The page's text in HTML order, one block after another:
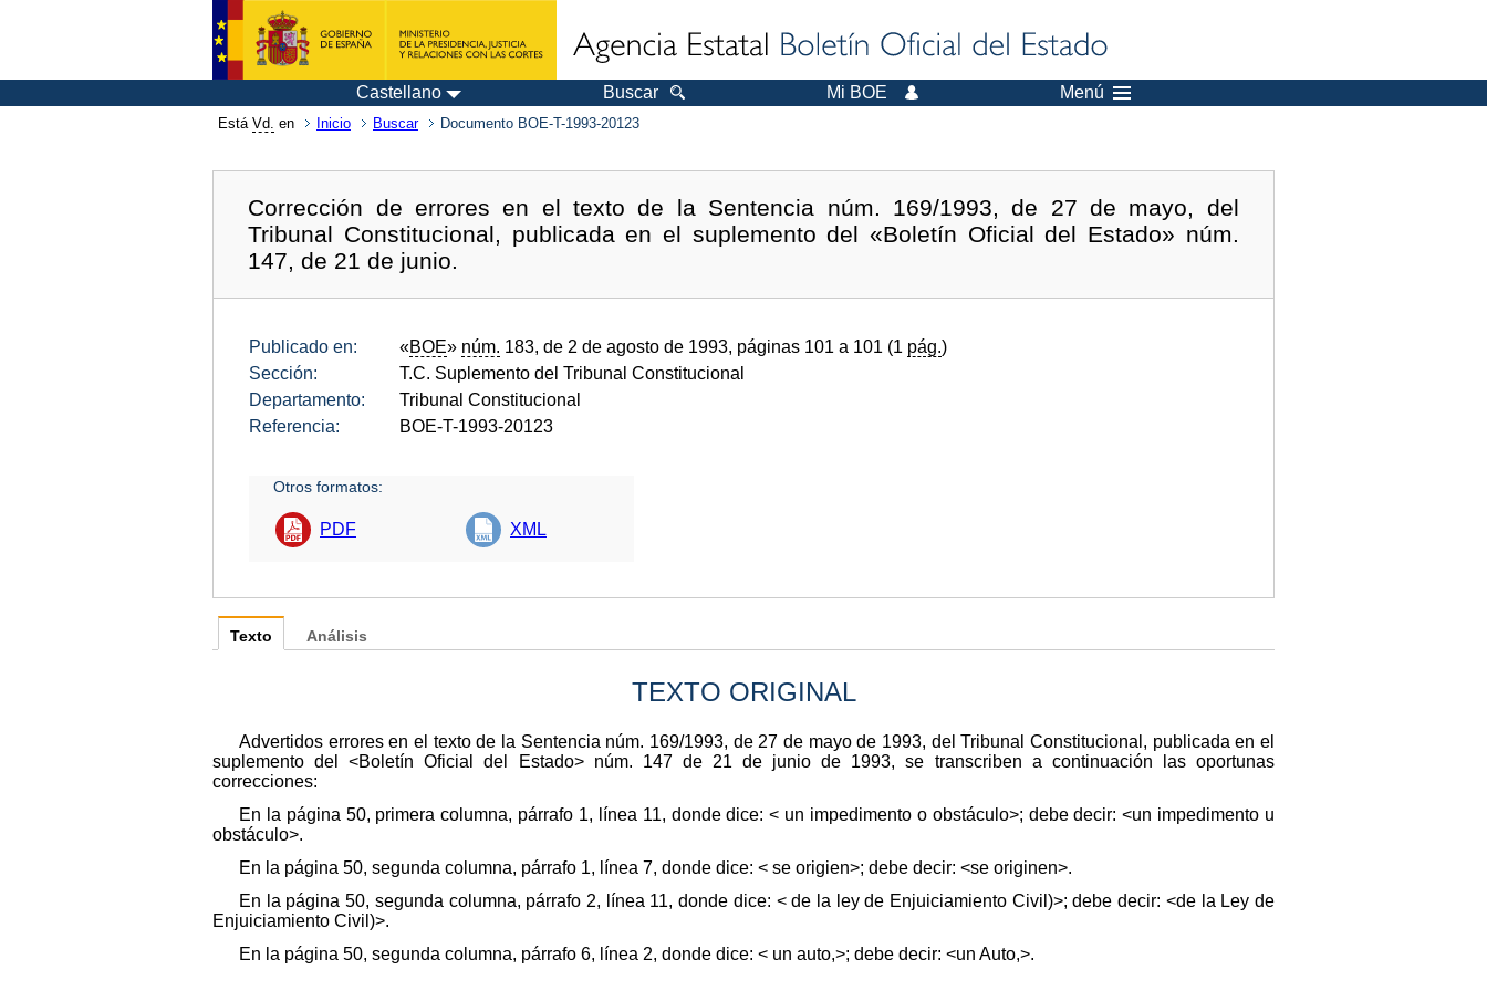
Castellano Buscar Mi BOE Menú
Está Vd. en Inicio Buscar Documento BOE-T-1993-20123
Corrección de errores en el texto de la Sentencia núm. 169/1993, de 27 de mayo, del
Tribunal Constitucional, publicada en el suplemento del «Boletín Oficial del Estado» núm.
147, de 21 de junio.
Publicado en: «BOE» núm. 183, de 2 de agosto de 1993, páginas 101 a 101 (1 pág.)
Sección:
T.C. Suplemento del Tribunal Constitucional
Departamento:
Tribunal Constitucional
Referencia:
BOE-T-1993-20123
Otros formatos:
PDF XML
Texto
TEXTO ORIGINAL
Advertidos errores en el texto de la Sentencia núm. 169/1993, de 27 de mayo de 1993, del Tribunal Constitucional, publicada en el
suplemento del <Boletín Oficial del Estado> núm. 147 de 21 de junio de 1993, se transcriben a continuación las oportunas
correcciones:
En la página 50, primera columna, párrafo 1, línea 11, donde dice: < un impedimento o obstáculo>; debe decir: <un impedimento u
obstáculo>.
En la página 50, segunda columna, párrafo 1, línea 7, donde dice: < se origien>; debe decir: <se originen>.
En la página 50, segunda columna, párrafo 2, línea 11, donde dice: < de la ley de Enjuiciamiento Civil)>; debe decir: <de la Ley de
Enjuiciamiento Civil)>.
En la página 50, segunda columna, párrafo 6, línea 2, donde dice: < un auto,>; debe decir: <un Auto,>.
Análisis